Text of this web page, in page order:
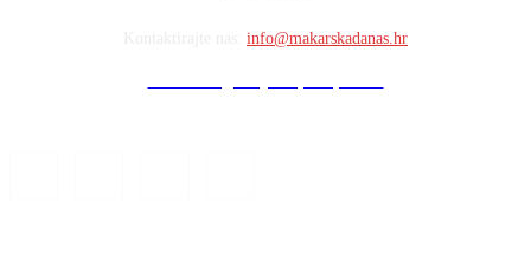
info@makarskadanas.hr